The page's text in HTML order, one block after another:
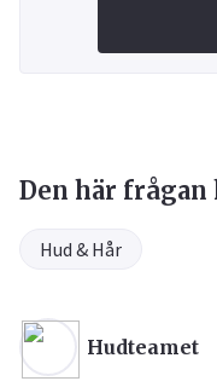
Den här frågan
Hud & Hår
Hudteamet